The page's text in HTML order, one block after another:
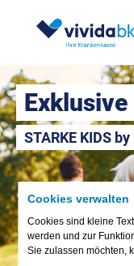
Cookies verwalten
Cookies sind kleine
werden und zur
Sie zulassen möchten,
STARKE KIDS by